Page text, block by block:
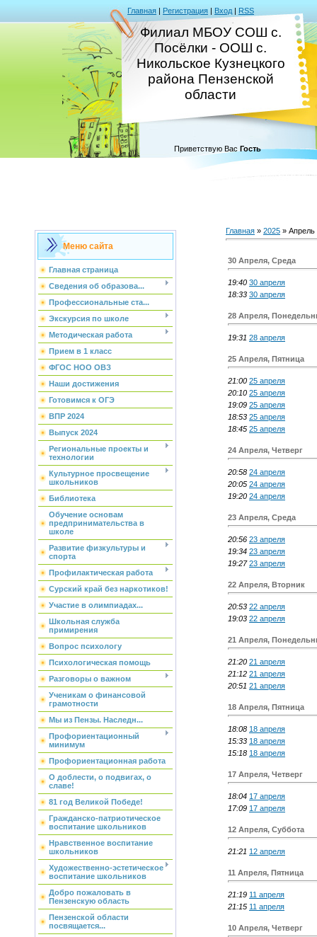
Главная | Регистрация | Вход | RSS
Филиал МБОУ СОШ с.
Посёлки - ООШ с.
Никольское Кузнецкого
района Пензенской
области
Приветствую Вас Гость
Меню сайта
Главная страница
Сведения об образова...
Профессиональные ста...
Экскурсия по школе
Методическая работа
Прием в 1 класс
ФГОС НОО ОВЗ
Наши достижения
Готовимся к ОГЭ
ВПР 2024
Выпуск 2024
Региональные проекты и
технологии
Культурное просвещение
школьников
Библиотека
Обучение основам
предпринимательства в
школе
Развитие физкультуры и
спорта
Профилактическая работа
Сурский край без наркотиков!
Участие в олимпиадах...
Школьная служба
примирения
Вопрос психологу
Психологическая помощь
Разговоры о важном
Ученикам о финансовой
грамотности
Мы из Пензы. Наследн...
Профориентационный
минимум
Профориентационная работа
О доблести, о подвигах, о
славе!
81 год Великой Победе!
Гражданско-патриотическое
воспитание школьников
Нравственное воспитание
школьников
Художественно-эстетическое
воспитание школьников
Добро пожаловать в
Пензенскую область
Пензенской области
посвящается...
Главная » 2025 » Апрель
30 Апреля, Среда
19:40 30 апреля
18:33 30 апреля
28 Апреля,
19:31 28 апреля
25 Апреля, Пятница
21:00 25 апреля
20:10 25 апреля
19:09 25 апреля
18:53 25 апреля
18:45 25 апреля
24 Апреля, Четверг
20:58 24 апреля
20:05 24 апреля
19:20 24 апреля
23 Апреля, Среда
20:56 23 апреля
19:34 23 апреля
19:27 23 апреля
22 Апреля, Вторник
20:53 22 апреля
19:03 22 апреля
21 Апреля,
21:20 21 апреля
21:12 21 апреля
20:51 21 апреля
18 Апреля, Пятница
18:08 18 апреля
15:33 18 апреля
15:18 18 апреля
17 Апреля, Четверг
18:04 17 апреля
17:09 17 апреля
12 Апреля, Суббота
21:21 12 апреля
11 Апреля, Пятница
21:19 11 апреля
21:15 11 апреля
10 Апреля, Четверг